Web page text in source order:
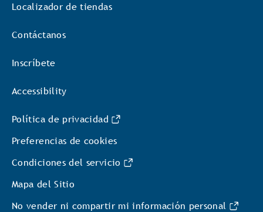
Localizador de tiendas
Contáctanos
Inscríbete
Accessibility
Política de privacidad
Preferencias de cookies
Condiciones del servicio
Mapa del Sitio
No vender ni compartir mi información personal